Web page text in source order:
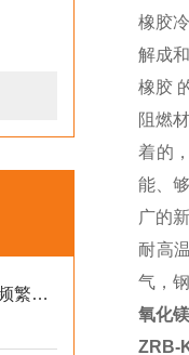
硅橡胶电缆最小弯曲半径要求，频繁弯折场景允许弯曲半径取值。
橡胶
解成
橡胶
阻燃
着的
能、
广的
耐高
气，
氧化
ZRB-